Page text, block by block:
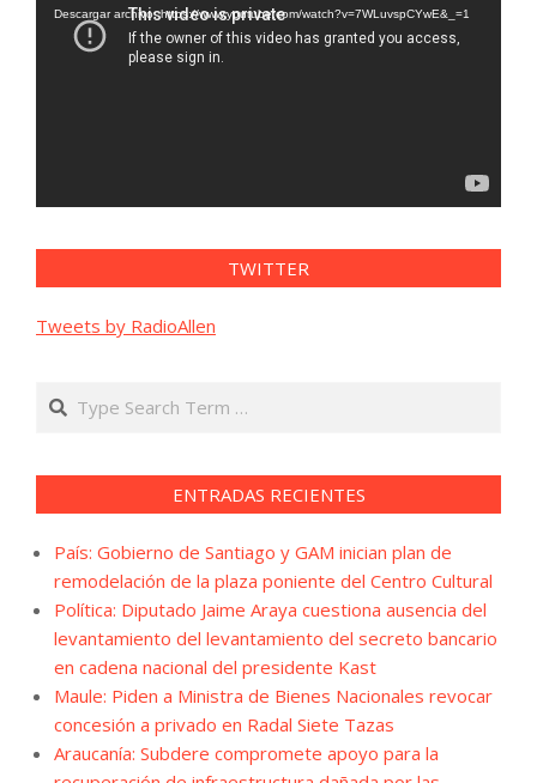
vídeo
Descargar archivo: https://www.youtube.com/watch?v=7WLuvspCYwE&_=1
TWITTER
Tweets by RadioAllen
Search
ENTRADAS RECIENTES
País: Gobierno de Santiago y GAM inician plan de
remodelación de la plaza poniente del Centro Cultural
Política: Diputado Jaime Araya cuestiona ausencia del
levantamiento del levantamiento del secreto bancario
en cadena nacional del presidente Kast
Maule: Piden a Ministra de Bienes Nacionales revocar
concesión a privado en Radal Siete Tazas
Araucanía: Subdere compromete apoyo para la